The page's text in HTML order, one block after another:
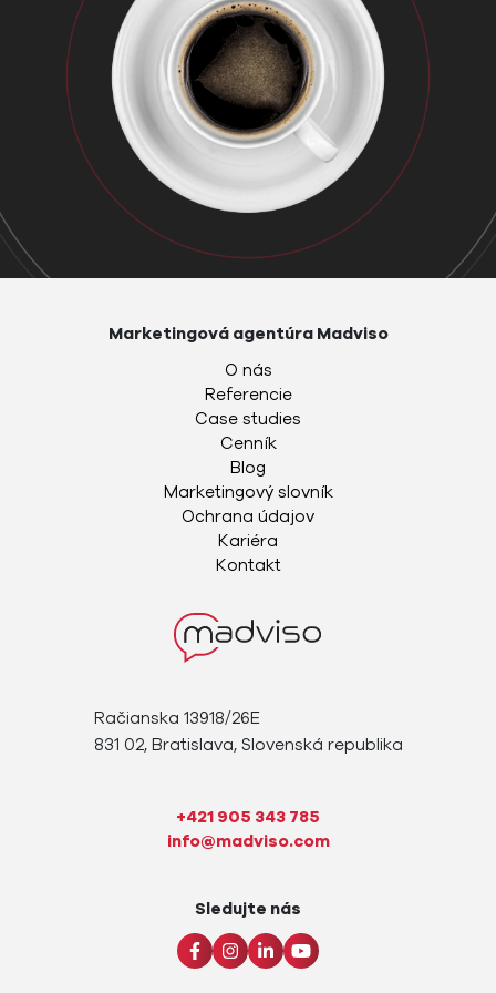
Račianska 13918/26E
831 02, Bratislava, Slovenská republika
+421 905 343 785
info@madviso.com
Marketingová agentúra Madviso
O nás
Referencie
Case studies
Cenník
Blog
Marketingový slovník
Ochrana údajov
Kariéra
Kontakt
Sledujte nás